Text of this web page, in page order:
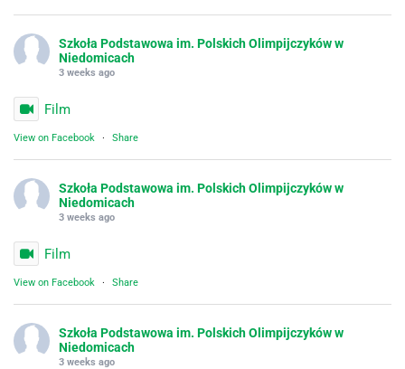
Szkoła Podstawowa im. Polskich Olimpijczyków w
Niedomicach
3 weeks ago
Film
View on Facebook · Share
Szkoła Podstawowa im. Polskich Olimpijczyków w
Niedomicach
3 weeks ago
Film
View on Facebook · Share
Szkoła Podstawowa im. Polskich Olimpijczyków w
Niedomicach
3 weeks ago